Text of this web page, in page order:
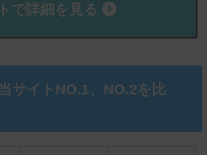
で詳細を見る
サイトNO.1、NO.2を比